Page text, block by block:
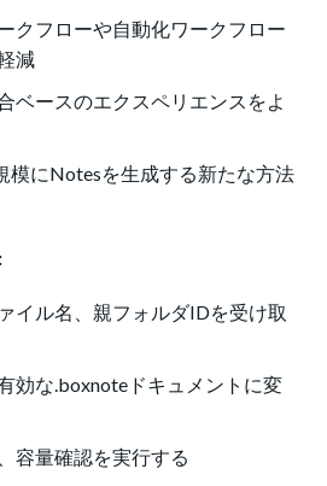
クフローや自動化ワークフロー
減
ベースのエクスペリエンスをよ
模にNotesを生成する新たな方法
:
イル名、親フォルダIDを受け取
効な.boxnoteドキュメントに変
容量確認を実行する